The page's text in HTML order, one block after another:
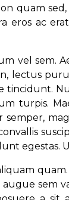
quam sed,
ac
vel sem.
lectus
turpis.
egestas.
sem